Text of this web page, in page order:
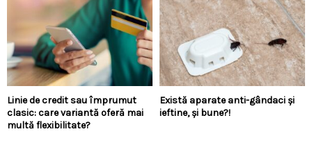
Linie de credit sau împrumut
clasic: care variantă oferă mai
multă flexibilitate?
Există aparate anti-gândaci și
ieftine, și bune?!